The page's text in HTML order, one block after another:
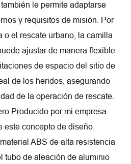
le permite adaptarse
y requisitos de misión. Por
o el rescate urbano, la camilla
ajustar de manera flexible
de espacio del sitio de
de los heridos, asegurando
de la operación de rescate.
Producido por mi empresa
este concepto de diseño.
ABS de alta resistencia
tubo de aleación de aluminio